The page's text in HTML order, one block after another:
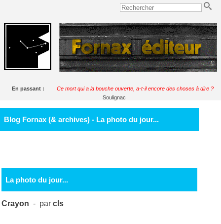
En passant :
Ce mort qui a la bouche ouverte, a-t-il encore des choses à dire ?
Soulignac
Blog Fornax (& archives) - La photo du jour...
La photo du jour...
Crayon - parcls